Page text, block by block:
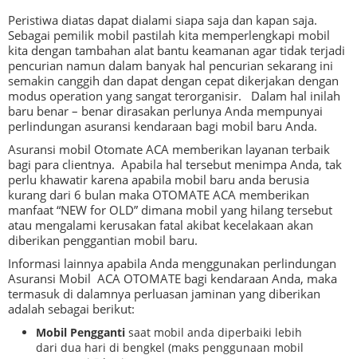
Peristiwa diatas dapat dialami siapa saja dan kapan saja.
Sebagai pemilik mobil pastilah kita memperlengkapi mobil
kita dengan tambahan alat bantu keamanan agar tidak terjadi
pencurian namun dalam banyak hal pencurian sekarang ini
semakin canggih dan dapat dengan cepat dikerjakan dengan
modus operation yang sangat terorganisir. Dalam hal inilah
baru benar – benar dirasakan perlunya Anda mempunyai
perlindungan asuransi kendaraan bagi mobil baru Anda.
Asuransi mobil Otomate ACA memberikan layanan terbaik
bagi para clientnya. Apabila hal tersebut menimpa Anda, tak
perlu khawatir karena apabila mobil baru anda berusia
kurang dari 6 bulan maka OTOMATE ACA memberikan
manfaat “NEW for OLD” dimana mobil yang hilang tersebut
atau mengalami kerusakan fatal akibat kecelakaan akan
diberikan penggantian mobil baru.
Informasi lainnya apabila Anda menggunakan perlindungan
Asuransi Mobil ACA OTOMATE bagi kendaraan Anda, maka
termasuk di dalamnya perluasan jaminan yang diberikan
adalah sebagai berikut:
Mobil Pengganti saat mobil anda diperbaiki lebih
dari dua hari di bengkel (maks penggunaan mobil